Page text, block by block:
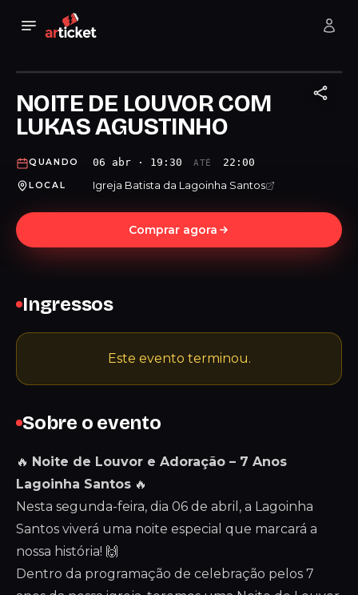
NOITE DE LOUVOR COM
LUKAS AGUSTINHO
QUANDO 06 abr · 19:30 ATÉ 22:00
LOCAL Igreja Batista da Lagoinha Santos
Comprar agora
Sobre o evento
🔥 Noite de Louvor e Adoração – 7 Anos
Lagoinha Santos 🔥
Nesta segunda-feira, dia 06 de abril, a Lagoinha
Santos viverá uma noite especial que marcará a
nossa história! 🙌
Dentro da programação de celebração pelos 7
Ingressos
Este evento terminou.